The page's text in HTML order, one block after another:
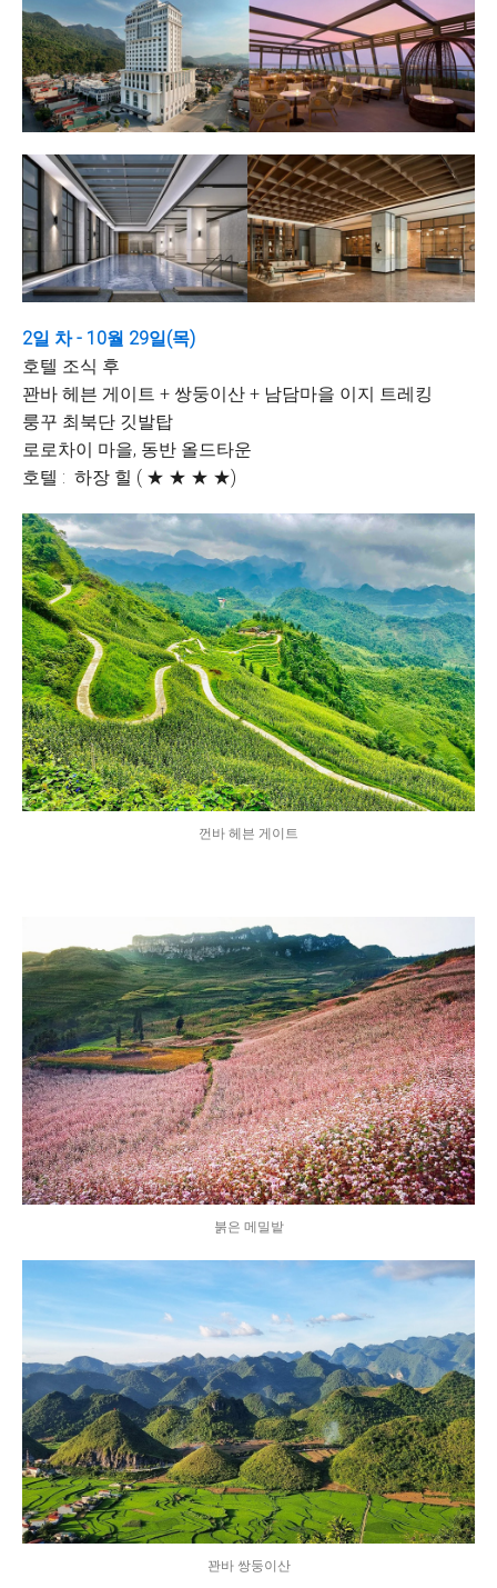
2일 차 - 10월 29일(목)
호텔 조식 후
꽌바 헤븐 게이트 + 쌍둥이산 + 남담마을 이지 트레킹
룽꾸 최북단 깃발탑
로로차이 마을, 동반 올드타운
호텔 : 하장 힐 ( ★ ★ ★ ★)
껀바 헤븐 게이트
붉은 메밀밭
꽌바 쌍둥이산